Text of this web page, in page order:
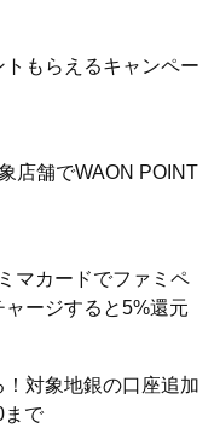
もらえるキャンペー
店舗でWAON POINT
マカードでファミペ
ージすると5%還元
対象地銀の口座追加
まで